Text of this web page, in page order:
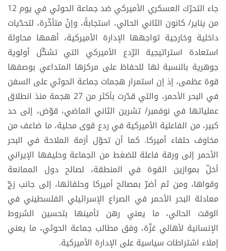
جاء التحرّك العسكري الأميركي ضد جماعة الحوثي في يوم 12
من يناير/ كانون الثاني الحالي، استجابةً، وإنْ متأخّرة، لتحدّيات
داخلية وخارجية تواجهها الإدارة الأميركية، أهمها محاولة
استعادة استراتيجية الرّدع الأميركي التي تشكّل أولوية
جوهرية بالنسبة لها للحفاظ على مركزها المتداعي بوصفها
قوة عظمى، إذ إن استمرار هجمات جماعة الحوثي على السفن
في البحر الأحمر، والتي قدّرت بأكثر من 27 هجمة منذ انطلاق
عملياتها في نوفمبر/ تشرين الثاني الماضي، قوّض، إلى حد
كبير، من الفاعلية الأميركية في ردع قوى محلية، ما ضاعف من
مخاوف حلفاء أميركا. كما أن تحوّل أزمة الملاحة في البحر
الأحمر إلى ورقة فاعلة للضغط من الجماعة وحليفها الإيراني
أخلّ بموازين القوة في المنطقة، لصالح دول الممانعة
وقواها، ومن ثم أضرّ بمصالح أميركا وحلفائها، إلى جانب زجّ
معادلة البحر الأحمر في الصراع الإسرائيلي الفلسطيني في
الوقت الحالي، ما يعني رهن تأمينها بتحسين الشروط
الإنسانية لأهالي غزّة، وفق مطالب جماعة الحوثي، ما يعني
إملاء اشتراطات سياسية على الإدارة الأميركية.